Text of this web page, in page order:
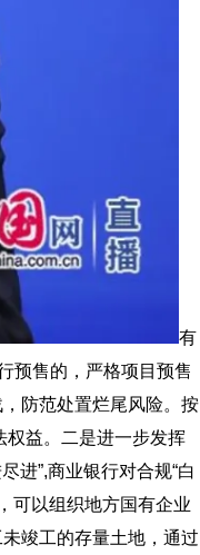
有
预售的，严格项目预售
防范处置烂尾风险。按
权益。二是进一步发挥
进”,商业银行对合规“白
可以组织地方国有企业
竣工的存量土地，通过